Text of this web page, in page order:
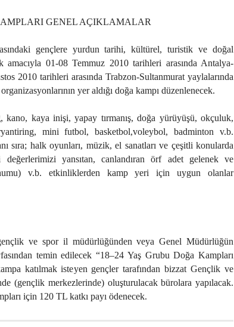
GENEL AÇIKLAMALAR
gençlere yurdun tarihi, kültürel, turistik ve doğal
amacıyla 01-08 Temmuz 2010 tarihleri arasında Antalya-
2010 tarihleri arasında Trabzon-Sultanmurat yaylalarında
yer aldığı doğa kampı düzenlenecek.
kano, kaya inişi, yapay tırmanış, doğa yürüyüşü, okçuluk,
mini futbol, basketbol,voleybol, badminton v.b.
sıra; halk oyunları, müzik, el sanatları ve çeşitli konularda
yansıtan, canlandıran örf adet gelenek ve
v.b. etkinliklerden kamp yeri için uygun olanlar
ve spor il müdürlüğünden veya Genel Müdürlüğün
temin edilecek “18–24 Yaş Grubu Doğa Kampları
katılmak isteyen gençler tarafından bizzat Gençlik ve
(gençlik merkezlerinde) oluşturulacak bürolara yapılacak.
için 120 TL katkı payı ödenecek.